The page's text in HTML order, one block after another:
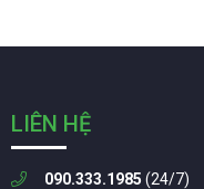
LIÊN HỆ
090.333.1985 (24/7)